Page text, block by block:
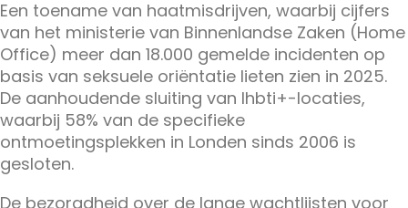
Een toename van haatmisdrijven, waarbij cijfers
van het ministerie van Binnenlandse Zaken (Home
Office) meer dan 18.000 gemelde incidenten op
basis van seksuele oriëntatie lieten zien in 2025.
De aanhoudende sluiting van lhbti+-locaties,
waarbij 58% van de specifieke
ontmoetingsplekken in Londen sinds 2006 is
gesloten.
De bezorgdheid over de lange wachtlijsten voor